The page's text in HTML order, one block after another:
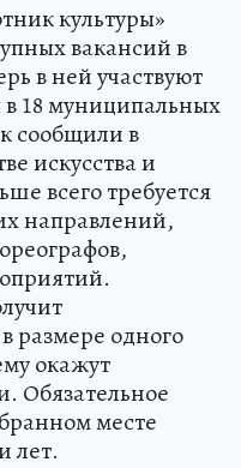
культуры»
вакансий в
в ней участвуют
18 муниципальных
сообщили в
искусства и
всего требуется
направлений,
размере одного
окажут
Обязательное
месте
лет.